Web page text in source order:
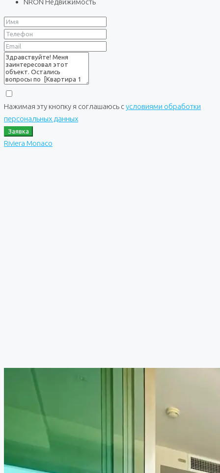
Нажимая эту кнопку я соглашаюсь сусловиями обработки
персональных данных
Заявка
Riviera Monaco